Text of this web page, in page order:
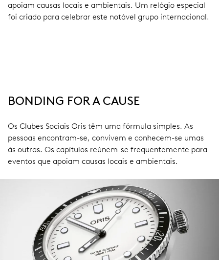
apoiam causas locais e ambientais. Um relógio especial
foi criado para celebrar este notável grupo internacional.
BONDING FOR A CAUSE
Os Clubes Sociais Oris têm uma fórmula simples. As
pessoas encontram-se, convivem e conhecem-se umas
às outras. Os capítulos reúnem-se frequentemente para
eventos que apoiam causas locais e ambientais.